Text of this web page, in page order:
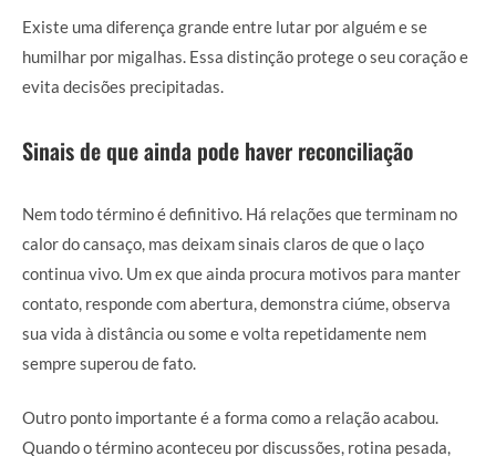
Existe uma diferença grande entre lutar por alguém e se
humilhar por migalhas. Essa distinção protege o seu coração e
evita decisões precipitadas.
Sinais de que ainda pode haver reconciliação
Nem todo término é definitivo. Há relações que terminam no
calor do cansaço, mas deixam sinais claros de que o laço
continua vivo. Um ex que ainda procura motivos para manter
contato, responde com abertura, demonstra ciúme, observa
sua vida à distância ou some e volta repetidamente nem
sempre superou de fato.
Outro ponto importante é a forma como a relação acabou.
Quando o término aconteceu por discussões, rotina pesada,